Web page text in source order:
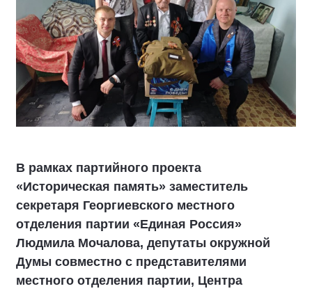
В рамках партийного проекта
«Историческая память» заместитель
секретаря Георгиевского местного
отделения партии «Единая Россия»
Людмила Мочалова, депутаты окружной
Думы совместно с представителями
местного отделения партии, Центра